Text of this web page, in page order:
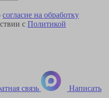
согласие на обработку
с Политикой
связь Написать